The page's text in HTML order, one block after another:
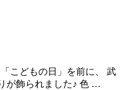
こどもの日」を前に、 武
が飾られました♪ 色 …